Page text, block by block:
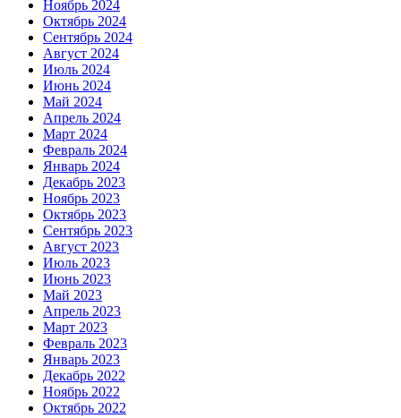
Ноябрь 2024
Октябрь 2024
Сентябрь 2024
Август 2024
Июль 2024
Июнь 2024
Май 2024
Апрель 2024
Март 2024
Февраль 2024
Январь 2024
Декабрь 2023
Ноябрь 2023
Октябрь 2023
Сентябрь 2023
Август 2023
Июль 2023
Июнь 2023
Май 2023
Апрель 2023
Март 2023
Февраль 2023
Январь 2023
Декабрь 2022
Ноябрь 2022
Октябрь 2022